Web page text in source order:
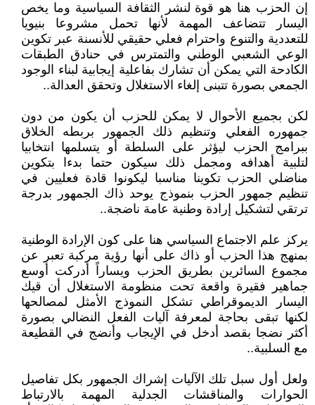
إن الحزب هنا هو قوة لنشر الثقافة السياسية وما يخص
اليسار تتضاعف المهمة لأنها تحمل مشروعا بنيويا
للتعددية والتنوع واحترام فعلي حقيقي للأنسنة عبر تكوين
الوعي الشعبي الوطني والتمترس في حنادق الطبقات
الكادحة التي يمكن أن تشارك بفاعلية إيجابية لبناء الوجود
الجمعي بصورة تتبنى إلغاء الاستغلال وتحقق العدالة..
لكن بجميع الأحوال لا يمكن للحزب أن يكون من دون
جمهوره الفعلي وتنظيم ذلك الجمهور بربطه الخلاق
ببرامج الحزب ليؤثر على السلطة أو يتسلمها انتخابيا
لتلبية أهدافه ومجمل ذلك سيكون حتما بدءا بتكوين
مناضلي الحزب تكوينا مناسبا ليكونوا قادة فعليين في
تنظيم جمهور الحزب بنموذج يوحد ذاك الجمهور بدرجة
ترتقي لتشكيل إرادة وطنية عامة ناضجة..
يركز علم الاجتماع السياسي هنا على كون الإرادة الوطنية
بمنهج هذا الحزب أو ذاك على أنها رؤية مركبة تعبر عن
مجموع السائرين بطريق الحزب ويساراً أدركت أوسع
جماهير فقيرة واقعة تحت منظومة الاستغلال أن قيك
اليسار الديموقراطي تشكل النموذج الأمثل لمصالحها
لكنها تبقى بحاجة لمعرفة آليات الفعل النضالي بصورة
أكثر نضجا بقصد أدخل في الإيجاب وأنضج في القطيعة
مع السلبية..
ولعل أول سبل تلك الآليات إشراك الجمهور بكل تفاصيل
الحوارات والمناقشات الجدلية المهمة بالارتباط